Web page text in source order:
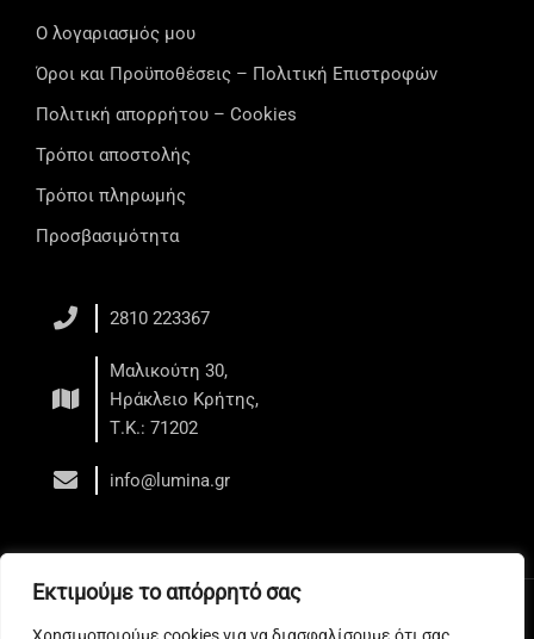
Εκτιμούμε το απόρρητό σας
Ο λογαριασμός μου
Όροι και Προϋποθέσεις – Πολιτική Επιστροφών
Πολιτική απορρήτου – Cookies
Τρόποι αποστολής
Τρόποι πληρωμής
Προσβασιμότητα
2810 223367
Μαλικούτη 30,
Ηράκλειο Κρήτης,
Τ.Κ.: 71202
info@lumina.gr